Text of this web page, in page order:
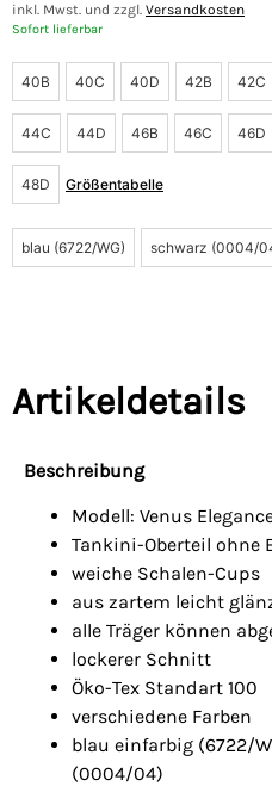
inkl. Mwst. und zzgl. Versandkosten
Sofort lieferbar
40B 40C 40D 42B 42C
44C 44D 46B 46C 46D
48D Größentabelle
blau (6722/WG) schwarz (0004/
Artikeldetails
Beschreibung
Modell: Venus
Tankini-Oberteil ohne
weiche Schalen-Cups
aus zartem leicht
alle Träger können
lockerer Schnitt
Öko-Tex Standart 100
verschiedene Farben
blau einfarbig (6722/
(0004/04)